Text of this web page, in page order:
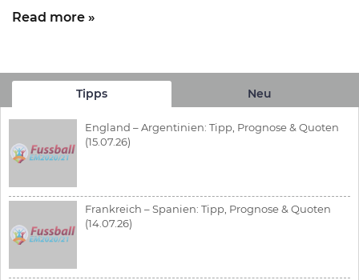
Read more »
Tipps Neu
England – Argentinien: Tipp, Prognose & Quoten
(15.07.26)
Frankreich – Spanien: Tipp, Prognose & Quoten
(14.07.26)